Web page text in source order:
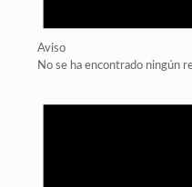
Aviso
No se ha encontrado ningún